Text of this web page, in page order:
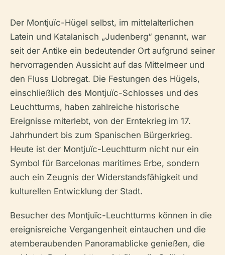
Der Montjuïc-Hügel selbst, im mittelalterlichen
Latein und Katalanisch „Judenberg“ genannt, war
seit der Antike ein bedeutender Ort aufgrund seiner
hervorragenden Aussicht auf das Mittelmeer und
den Fluss Llobregat. Die Festungen des Hügels,
einschließlich des Montjuïc-Schlosses und des
Leuchtturms, haben zahlreiche historische
Ereignisse miterlebt, von der Erntekrieg im 17.
Jahrhundert bis zum Spanischen Bürgerkrieg.
Heute ist der Montjuïc-Leuchtturm nicht nur ein
Symbol für Barcelonas maritimes Erbe, sondern
auch ein Zeugnis der Widerstandsfähigkeit und
kulturellen Entwicklung der Stadt.
Besucher des Montjuïc-Leuchtturms können in die
ereignisreiche Vergangenheit eintauchen und die
atemberaubenden Panoramablicke genießen, die